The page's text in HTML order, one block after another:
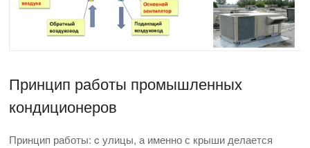
Принцип работы промышленных
кондиционеров
Принцип работы: c улицы, а именно с крыши делается